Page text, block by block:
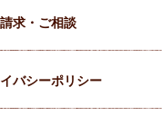
求・ご相談
バシーポリシー